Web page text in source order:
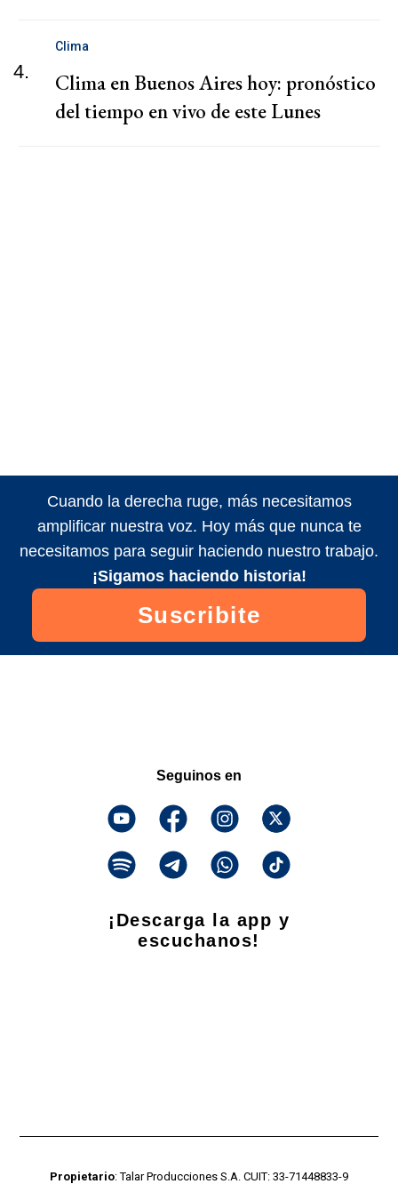
4.
Clima
Clima en Buenos Aires hoy: pronóstico
del tiempo en vivo de este Lunes
Cuando la derecha ruge, más necesitamos
amplificar nuestra voz. Hoy más que nunca te
necesitamos para seguir haciendo nuestro trabajo.
¡Sigamos haciendo historia!
Suscribite
Seguinos en
¡Descarga la app y
escuchanos!
Propietario: Talar Producciones S.A. CUIT: 33-71448833-9